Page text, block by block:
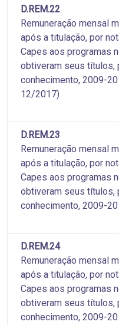
D.REM.22
Remuneração mensal
após a titulação, por
Capes aos programas
obtiveram seus títulos,
conhecimento, 2009-
12/2017)
D.REM.23
Remuneração mensal
após a titulação, por
Capes aos programas
obtiveram seus títulos,
conhecimento, 2009-
D.REM.24
Remuneração mensal
após a titulação, por
Capes aos programas
obtiveram seus títulos,
conhecimento, 2009-